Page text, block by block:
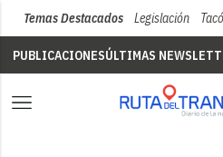
Temas Destacados Legislación
PUBLICACIONESÚLTIMAS